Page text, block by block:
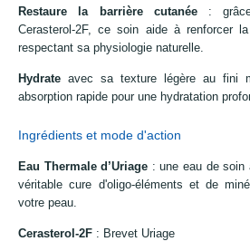
Restaure la barrière cutanée:
Cerasterol-2F, ce soin aide à renforcer
respectant sa physiologie naturelle.
Hydrate avec sa texture légère au fini
absorption rapide pour une hydratation
Ingrédients et mode d'action
Eau Thermale d’Uriage : une eau de soin
véritable cure d'oligo-éléments et de
votre peau.
Cerasterol-2F : Brevet Uriage